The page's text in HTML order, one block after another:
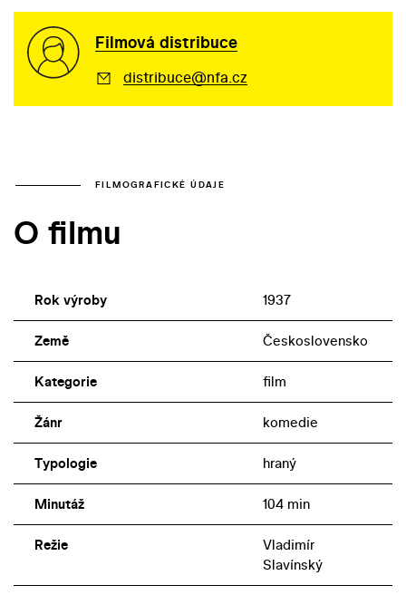
Filmová distribuce
distribuce@nfa.cz
FILMOGRAFICKÉ ÚDAJE
O filmu
Rok výroby 1937
Země Československo
Kategorie film
Žánr komedie
Typologie hraný
Minutáž 104 min
Režie
Vladimír
Slavínský